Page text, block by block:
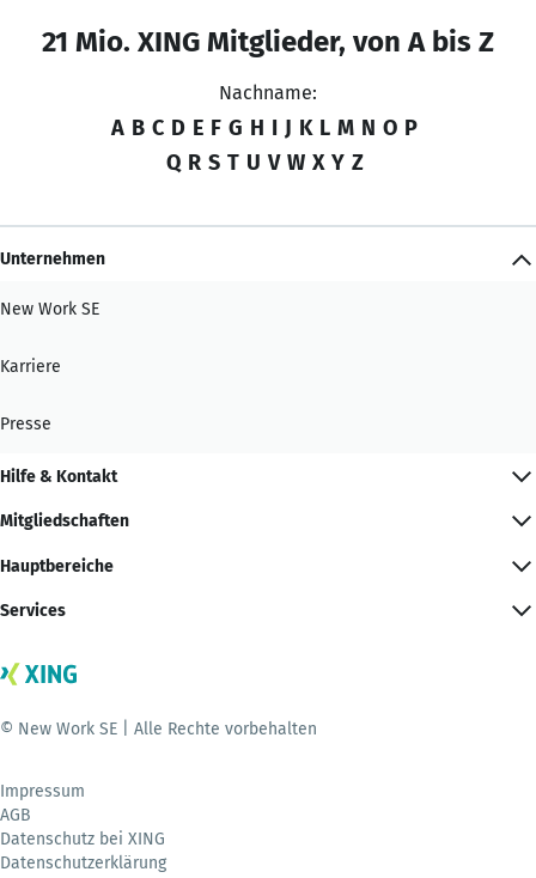
21 Mio. XING Mitglieder, von A bis Z
Nachname:
A B C D E F G H I J K L M N O P
Q R S T U V W X Y Z
Unternehmen
New Work SE
Karriere
Presse
Hilfe & Kontakt
Mitgliedschaften
Hauptbereiche
Services
© New Work SE | Alle Rechte vorbehalten
Impressum
AGB
Datenschutz bei XING
Datenschutzerklärung